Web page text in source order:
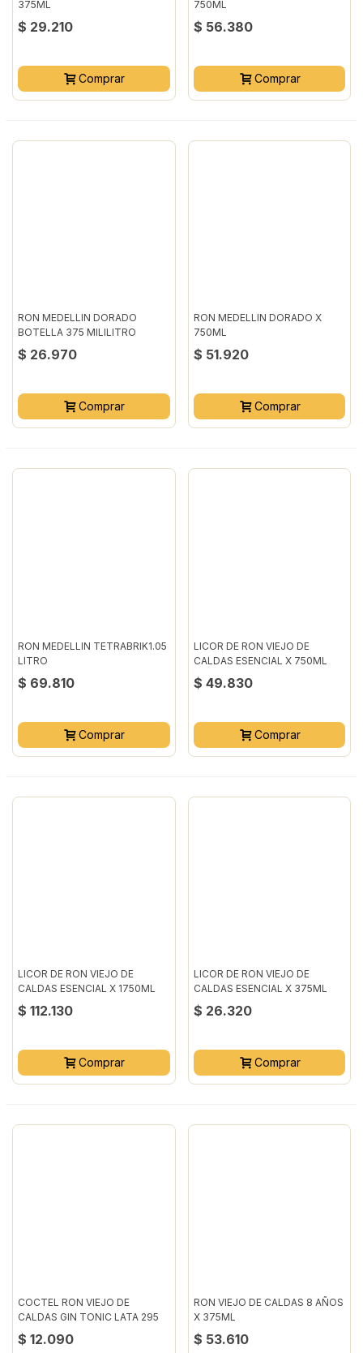
375ML
$ 29.210
Comprar
750ML
$ 56.380
Comprar
RON MEDELLIN DORADO
BOTELLA 375 MILILITRO
$ 26.970
Comprar
RON MEDELLIN DORADO X
750ML
$ 51.920
Comprar
RON MEDELLIN TETRABRIK1.05
LITRO
$ 69.810
Comprar
LICOR DE RON VIEJO DE
CALDAS ESENCIAL X 750ML
$ 49.830
Comprar
LICOR DE RON VIEJO DE
CALDAS ESENCIAL X 1750ML
$ 112.130
Comprar
LICOR DE RON VIEJO DE
CALDAS ESENCIAL X 375ML
$ 26.320
Comprar
COCTEL RON VIEJO DE
CALDAS GIN TONIC LATA 295
MILILITROS
$ 12.090
RON VIEJO DE CALDAS 8 AÑOS
X 375ML
$ 53.610